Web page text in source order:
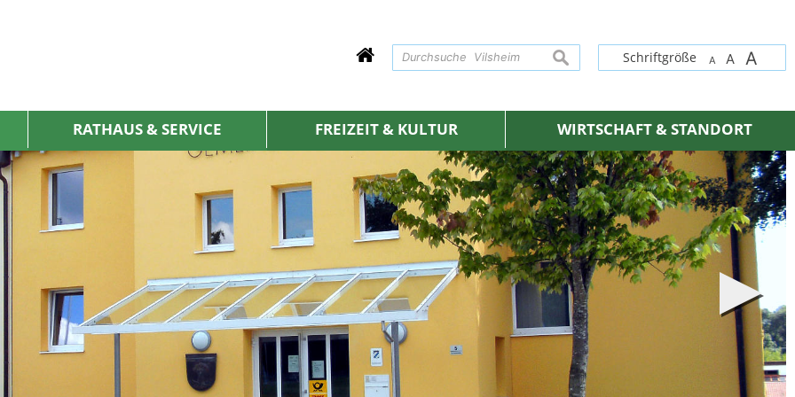
Schriftgröße A A A
suchen
RATHAUS & SERVICE FREIZEIT & KULTUR WIRTSCHAFT & STANDORT